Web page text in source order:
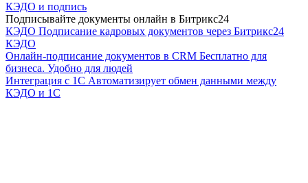
КЭДО и подпись
Подписывайте документы онлайн в Битрикс24
КЭДО Подписание кадровых документов через Битрикс24
КЭДО
Онлайн-подписание документов в CRM Бесплатно для
бизнеса. Удобно для людей
Интеграция с 1С Автоматизирует обмен данными между
КЭДО и 1С